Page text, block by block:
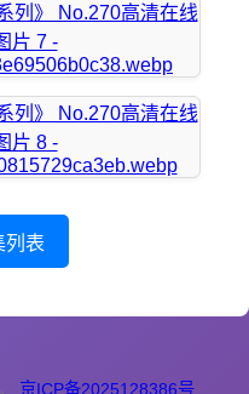
列表
京ICP备2025128386号